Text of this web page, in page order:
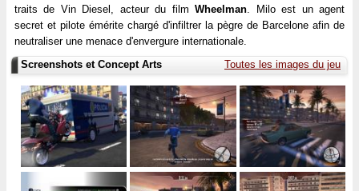
traits de Vin Diesel, acteur du filmWheelman. Milo est un agent
secret et pilote émérite chargé d'infiltrer la pègre de Barcelone afin de
neutraliser une menace d'envergure internationale.
Toutes les images du jeu
Screenshots et Concept Arts